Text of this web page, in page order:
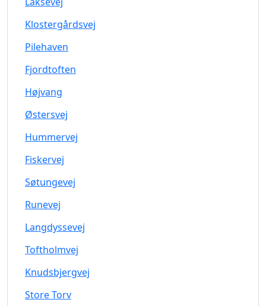
Klostergårdsvej
Pilehaven
Fjordtoften
Højvang
Østersvej
Hummervej
Fiskervej
Søtungevej
Runevej
Langdyssevej
Toftholmvej
Knudsbjergvej
Store Torv